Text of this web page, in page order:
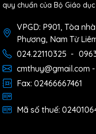
quy chuẩn của Bộ Giáo
VPGD: P901, Tòa
Phương, Nam Từ
024.22110325 -
cmthuy@gmail.com
Fax: 02466667461
Mã số thuế: